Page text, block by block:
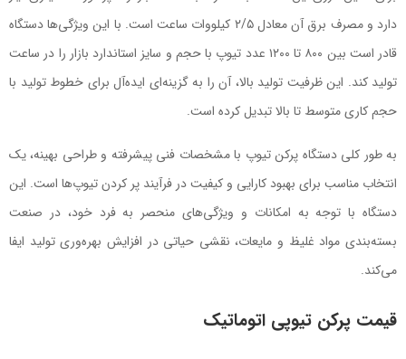
دارد و مصرف برق آن معادل ۲/۵ کیلووات ساعت است. با این ویژگی‌ها دستگاه
قادر است بین ۸۰۰ تا ۱۲۰۰ عدد تیوپ با حجم و سایز استاندارد بازار را در ساعت
تولید کند. این ظرفیت تولید بالا، آن را به گزینه‌ای ایده‌آل برای خطوط تولید با
حجم کاری متوسط تا بالا تبدیل کرده است.
به طور کلی دستگاه پرکن تیوپ با مشخصات فنی پیشرفته و طراحی بهینه، یک
انتخاب مناسب برای بهبود کارایی و کیفیت در فرآیند پر کردن تیوپ‌ها است. این
دستگاه با توجه به امکانات و ویژگی‌های منحصر به فرد خود، در صنعت
بسته‌بندی مواد غلیظ و مایعات، نقشی حیاتی در افزایش بهره‌وری تولید ایفا
می‌کند.
قیمت پرکن تیوپی اتوماتیک